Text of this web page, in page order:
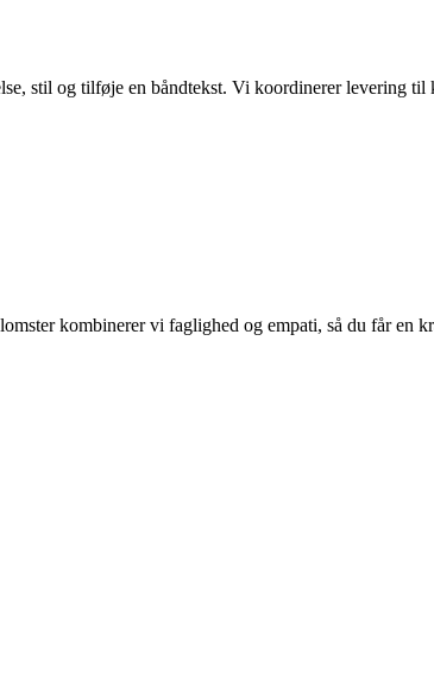
stil og tilføje en båndtekst. Vi koordinerer levering til
kombinerer vi faglighed og empati, så du får en